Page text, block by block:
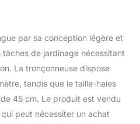
produit 1: DESIGN
La scie à chaîne
confort d'utilisation
et tronçonneuse
l'outil idéal pour
en hauteur et vous
FIL WORX : WORX
haies à batterie, idéal
par sa conception légère et
de jardinage nécessitant
La tronçonneuse dispose
tandis que le taille-haies
45 cm. Le produit est vendu
peut nécessiter un achat